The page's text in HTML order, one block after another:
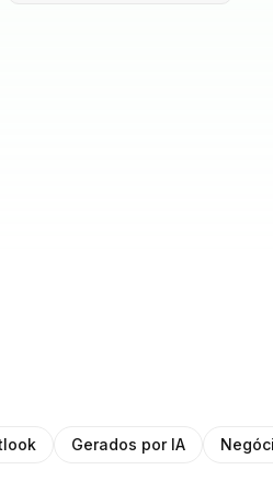
Gerados por IA